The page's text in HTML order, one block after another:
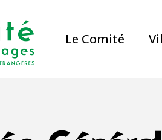
Le Comité